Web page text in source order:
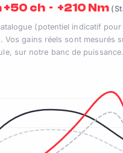
ch · +210 Nm
(potentiel indicatif pour
Vos gains réels sont mesurés
sur notre banc de puissance.